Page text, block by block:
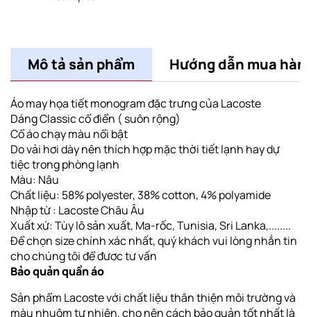
Mô tả sản phẩm Hướng dẫn mua
Áo may họa tiết monogram đặc trưng của Lacoste
Dáng Classic cổ điển ( suôn rộng)
Cổ áo chạy màu nổi bật
Do vải hơi dày nên thích hợp mặc thời tiết lạnh hay dự
tiệc trong phòng lạnh
Màu: Nâu
Chất liệu: 58% polyester, 38% cotton, 4% polyamide
Nhập từ : Lacoste Châu Âu
Xuất xứ: Tùy lô sản xuất, Ma-rốc, Tunisia, Sri Lanka,........
Để chọn size chính xác nhất, quý khách vui lòng nhắn tin
cho chúng tôi để đươc tư vấn
Bảo quản quần áo
Sản phẩm Lacoste với chất liệu thân thiện môi trường và
màu nhuộm tự nhiên, cho nên cách bảo quản tốt nhất là